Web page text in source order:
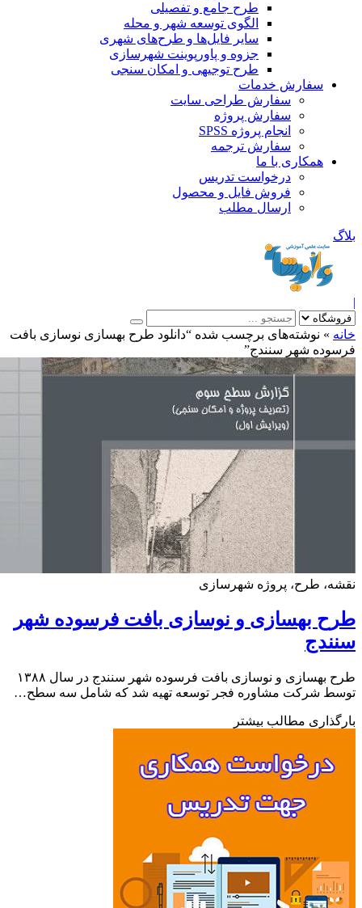
طرح جامع و تفصیلی
الگوی توسعه شهر و محله
سایر فایل‌ها و طرح‌های شهری
جزوه و پاورپوینت شهرسازی
طرح توجیهی و امکان سنجی
سفارش خدمات
سفارش طراحی سایت
سفارش پروژه
انجام پروژه SPSS
سفارش ترجمه
همکاری با ما
درخواست تدریس
فروش فایل و محصول
ارسال مطلب
»نوشته‌های برچسب شده “دانلود طرح بهسازی نوسازی بافت
شهر سنندج”
طرح، پروژه شهرسازی
بهسازی و نوسازی بافت فرسوده شهر
طرح بهسازی و نوسازی بافت فرسوده شهر سنندج در سال ۱۳۸۸
شرکت مشاوره فجر توسعه تهیه شد که شامل سه سطح…
مطالب بیشتر